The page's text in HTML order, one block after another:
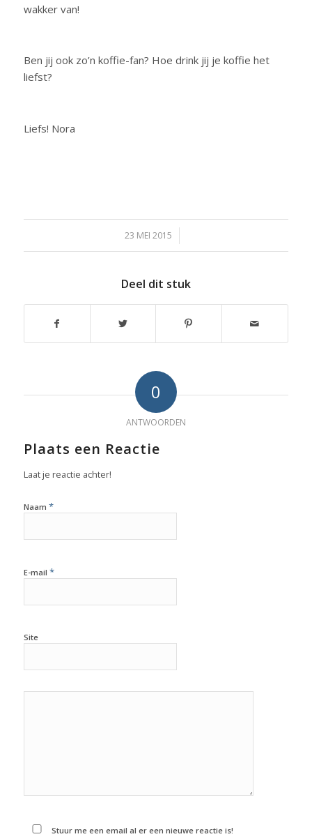
wakker van!
Ben jij ook zo’n koffie-fan? Hoe drink jij je koffie het
liefst?
Liefs! Nora
23 MEI 2015
/
Deel dit stuk
0
ANTWOORDEN
Plaats een Reactie
Laat je reactie achter!
Naam *
E-mail *
Site
Stuur me een email al er een nieuwe reactie is!